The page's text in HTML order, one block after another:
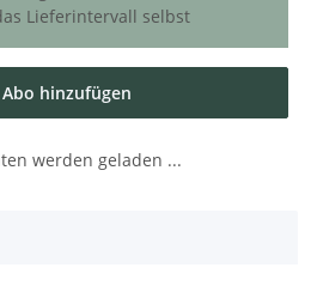
Lieferintervall selbst
hinzufügen
werden geladen ...